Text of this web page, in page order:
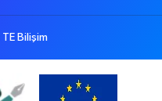
TE Bilişim